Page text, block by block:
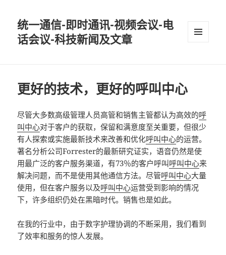
统一通信-即时通讯-视频会议-电
话会议-科技新闻及文章
更好的技术，更好的呼叫中心
尽管大多数高级管理人员高管和销售主管都认为高效的呼
叫中心对于客户的获取，保留和满意度至关重要，但很少
有人探索或实施最新技术来改善和优化呼叫中心的运营。
著名分析公司Forrester的最新研究证实，语音仍然是使
用最广泛的客户服务渠道，有73％的客户呼叫呼叫中心来
解决问题，而不是使用其他通信方法。尽管呼叫中心大量
使用，但在客户服务以及呼叫中心运营受到影响的情况
下，许多组织仍处在黑暗时代。销售也是如此。
在我的行业中，由于数字护理协调的不断采用，我们看到
了效率和服务的惊人发展。